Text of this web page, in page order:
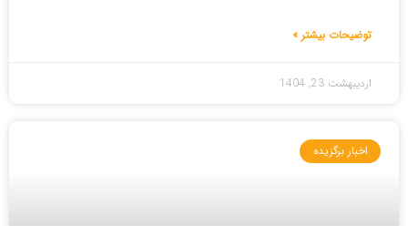
توضیحات بیشتر »
اردیبهشت 23, 1404
اخبار برگزیده